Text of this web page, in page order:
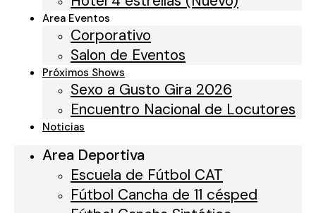
Area Eventos
Corporativo
Salon de Eventos
Próximos Shows
Sexo a Gusto Gira 2026
Encuentro Nacional de Locutores
Noticias
Area Deportiva
Escuela de Fútbol CAT
Fútbol Cancha de 11 césped
Entrada anterior
Entrada siguiente→
Deja un comentario
Lo siento, debes estar
un comentario.